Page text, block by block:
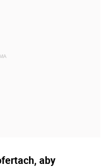
aby